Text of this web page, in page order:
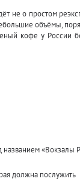
не о простом
объёмы,
кофе у России
«Вокзалы
должна послужить